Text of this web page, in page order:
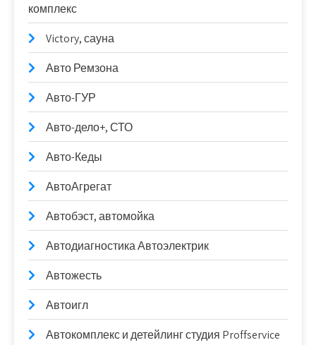
комплекс
Victory, сауна
Авто Ремзона
Авто-ГУР
Авто-дело+, СТО
Авто-Кеды
АвтоАгрегат
Автобэст, автомойка
Автодиагностика Автоэлектрик
Автожесть
Автоигл
Автокомплекс и детейлинг студия Proffservice